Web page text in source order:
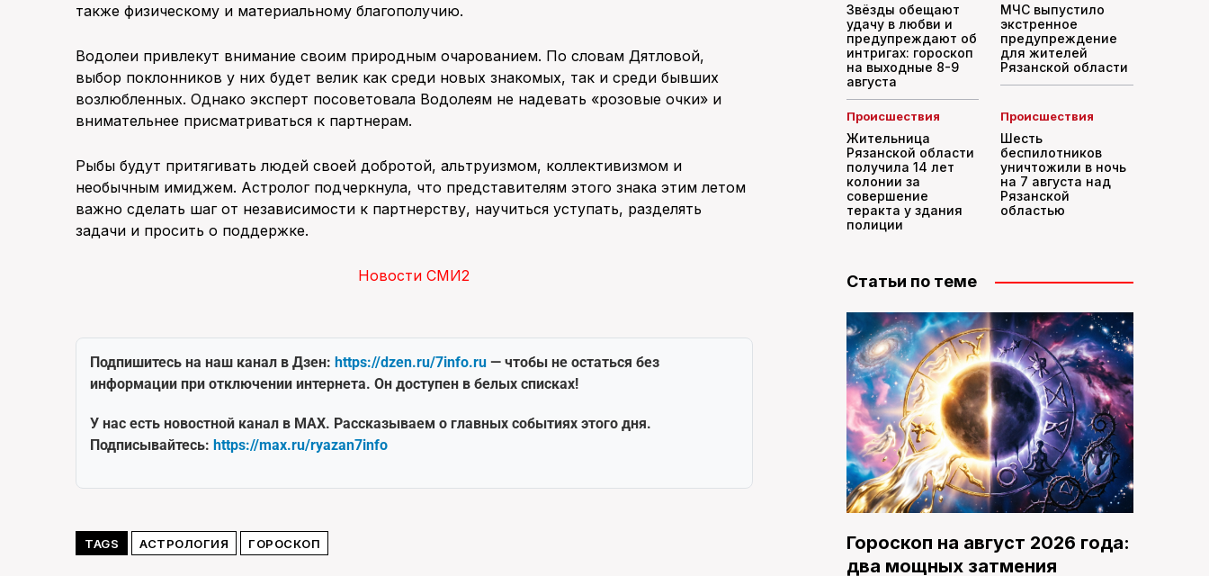
также физическому и материальному благополучию.
Водолеи привлекут внимание своим природным очарованием. По словам Дятловой,
выбор поклонников у них будет велик как среди новых знакомых, так и среди бывших
возлюбленных. Однако эксперт посоветовала Водолеям не надевать «розовые очки» и
внимательнее присматриваться к партнерам.
Рыбы будут притягивать людей своей добротой, альтруизмом, коллективизмом и
необычным имиджем. Астролог подчеркнула, что представителям этого знака этим летом
важно сделать шаг от независимости к партнерству, научиться уступать, разделять
задачи и просить о поддержке.
Новости СМИ2
Подпишитесь на наш канал в Дзен: https://dzen.ru/7info.ru — чтобы не остаться без
информации при отключении интернета. Он доступен в белых списках!
У нас есть новостной канал в MAX. Рассказываем о главных событиях этого дня.
Подписывайтесь: https://max.ru/ryazan7info
TAGS АСТРОЛОГИЯ ГОРОСКОП
Звёзды обещают
удачу в любви и
предупреждают об
интригах: гороскоп
на выходные 8-9
августа
МЧС выпустило
экстренное
предупреждение
для жителей
Рязанской области
Происшествия
Жительница
Рязанской области
получила 14 лет
колонии за
совершение
теракта у здания
полиции
Происшествия
Шесть
беспилотников
уничтожили в ночь
на 7 августа над
Рязанской
областью
Статьи по теме
Гороскоп на август 2026 года:
два мощных затмения